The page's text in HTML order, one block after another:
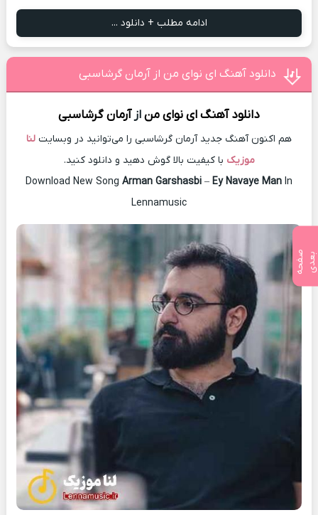
ادامه مطلب + دانلود ...
دانلود آهنگ ای نوای من از آرمان گرشاسبی
دانلود آهنگای نوای منازآرمان گرشاسبی
هم اکنون آهنگ جدید آرمان گرشاسبی را می‌توانید در وبسایت لنا
موزیک با کیفیت بالا گوش دهید و دانلود کنید.
Download New Song Arman Garshasbi – Ey Navaye Man In
Lennamusic
ص
ف
ح
ه ب ع
د ی